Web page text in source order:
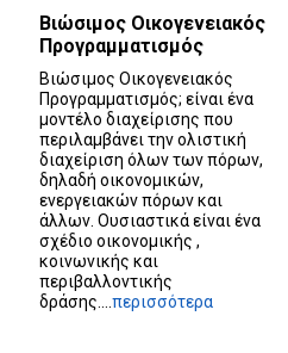
Βιώσιμος Οικογενειακός
Προγραμματισμός
Βιώσιμος Οικογενειακός
Προγραμματισμός; είναι ένα
μοντέλο διαχείρισης που
περιλαμβάνει την ολιστική
διαχείριση όλων των πόρων,
δηλαδή οικονομικών,
ενεργειακών πόρων και
άλλων. Ουσιαστικά είναι ένα
σχέδιο οικονομικής ,
κοινωνικής και
περιβαλλοντικής
δράσης.... περισσότερα